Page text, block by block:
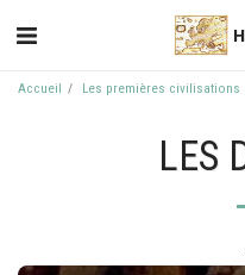
Accueil Les premières civilisations
LES